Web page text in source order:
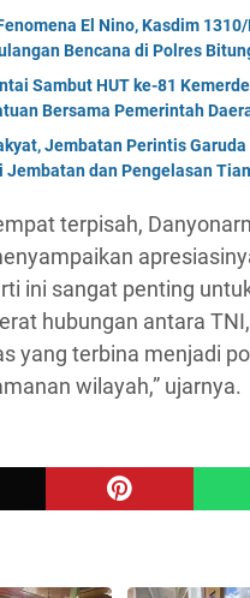
El Nino, Kasdim
Bencana di Polres
Sambut HUT ke-81
Bersama Pemerintah
Jembatan Perintis
Jembatan dan Pengelasan
terpisah,
ini sangat penting
hubungan antara
yang terbina menjadi
wilayah,” ujarnya.